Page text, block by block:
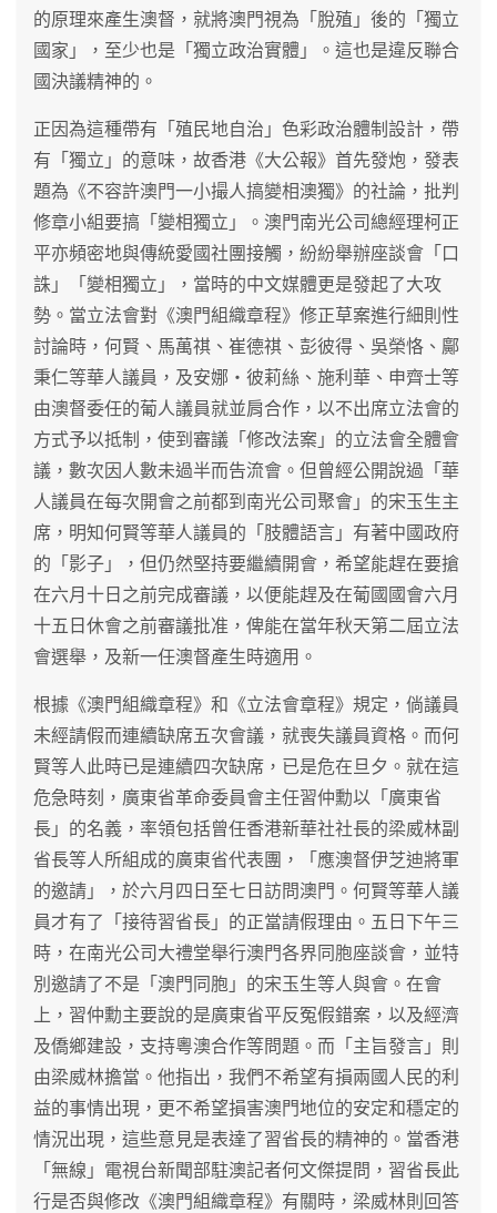
的原理來產生澳督，就將澳門視為「脫殖」後的「獨立
國家」，至少也是「獨立政治實體」。這也是違反聯合
國決議精神的。
正因為這種帶有「殖民地自治」色彩政治體制設計，帶
有「獨立」的意味，故香港《大公報》首先發炮，發表
題為《不容許澳門一小撮人搞變相澳獨》的社論，批判
修章小組要搞「變相獨立」。澳門南光公司總經理柯正
平亦頻密地與傳統愛國社團接觸，紛紛舉辦座談會「口
誅」「變相獨立」，當時的中文媒體更是發起了大攻
勢。當立法會對《澳門組織章程》修正草案進行細則性
討論時，何賢、馬萬祺、崔德祺、彭彼得、吳榮恪、鄺
秉仁等華人議員，及安娜‧彼莉絲、施利華、申齊士等
由澳督委任的葡人議員就並肩合作，以不出席立法會的
方式予以抵制，使到審議「修改法案」的立法會全體會
議，數次因人數未過半而告流會。但曾經公開說過「華
人議員在每次開會之前都到南光公司聚會」的宋玉生主
席，明知何賢等華人議員的「肢體語言」有著中國政府
的「影子」，但仍然堅持要繼續開會，希望能趕在要搶
在六月十日之前完成審議，以便能趕及在葡國國會六月
十五日休會之前審議批准，俾能在當年秋天第二屆立法
會選舉，及新一任澳督產生時適用。
根據《澳門組織章程》和《立法會章程》規定，倘議員
未經請假而連續缺席五次會議，就喪失議員資格。而何
賢等人此時已是連續四次缺席，已是危在旦夕。就在這
危急時刻，廣東省革命委員會主任習仲勳以「廣東省
長」的名義，率領包括曾任香港新華社社長的梁威林副
省長等人所組成的廣東省代表團，「應澳督伊芝迪將軍
的邀請」，於六月四日至七日訪問澳門。何賢等華人議
員才有了「接待習省長」的正當請假理由。五日下午三
時，在南光公司大禮堂舉行澳門各界同胞座談會，並特
別邀請了不是「澳門同胞」的宋玉生等人與會。在會
上，習仲勳主要說的是廣東省平反冤假錯案，以及經濟
及僑鄉建設，支持粵澳合作等問題。而「主旨發言」則
由梁威林擔當。他指出，我們不希望有損兩國人民的利
益的事情出現，更不希望損害澳門地位的安定和穩定的
情況出現，這些意見是表達了習省長的精神的。當香港
「無線」電視台新聞部駐澳記者何文傑提問，習省長此
行是否與修改《澳門組織章程》有關時，梁威林則回答